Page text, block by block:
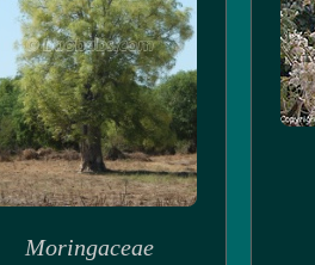
Moringaceae